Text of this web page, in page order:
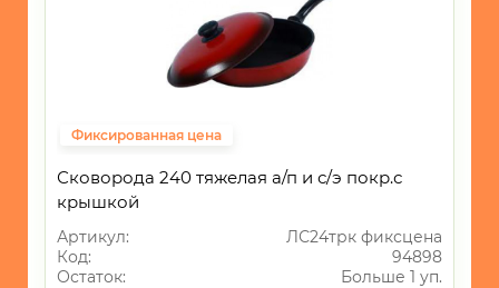
Фиксированная цена
Сковорода 240 тяжелая а/п и с/э покр.с
крышкой
Артикул:
ЛС24трк фиксцена
Код:
94898
Остаток:
Больше 1 уп.